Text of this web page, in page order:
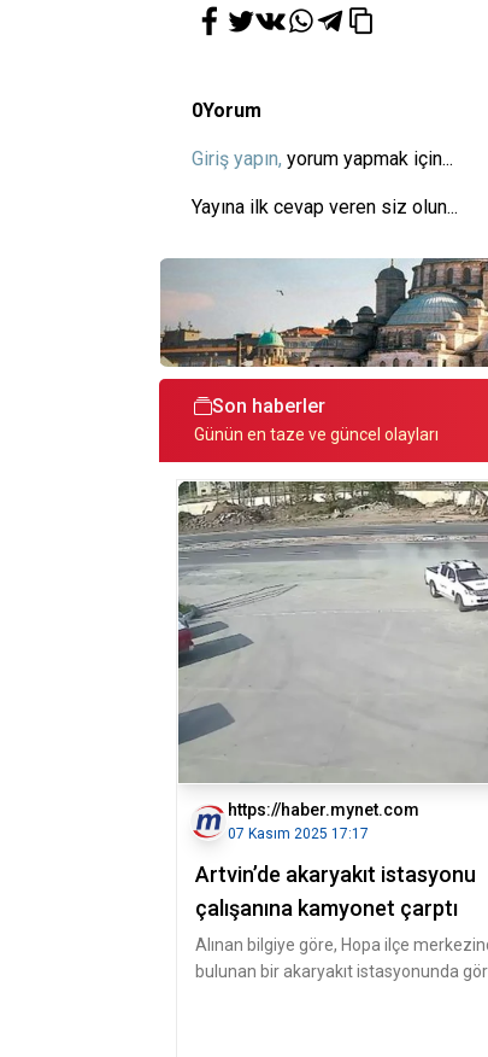
0Yorum
Giriş yapın, yorum yapmak için...
Yayına ilk cevap veren siz olun...
Son haberler
Günün en taze ve güncel olayları
https://haber.mynet.com
07 Kasım 2025 17:17
Artvin’de akaryakıt istasyonu
çalışanına kamyonet çarptı
Alınan bilgiye göre, Hopa ilçe
bulunan bir akaryakıt istasyonunda